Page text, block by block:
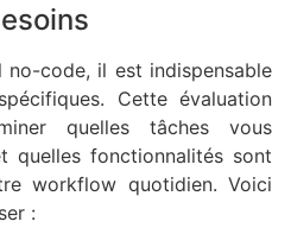
code, il est indispensable
Cette évaluation
quelles tâches vous
quelles fonctionnalités sont
workflow quotidien. Voici
: